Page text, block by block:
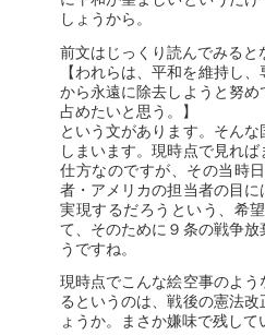
しょうから。
前文はじっくり読んでみる
【われらは、平和を維持し
から永遠に除去しようと努
占めたいと思う。】
という文があります。そん
しまいます。現時点で見れ
仕方なのですが、その当時
者・アメリカの担当者の目
実現するだろうという、希
て、そのために９条の戦争
うですね。
現時点でこんな絵空事のよ
るというのは、戦後の憲法
ょうか。まさか嫌味で残し